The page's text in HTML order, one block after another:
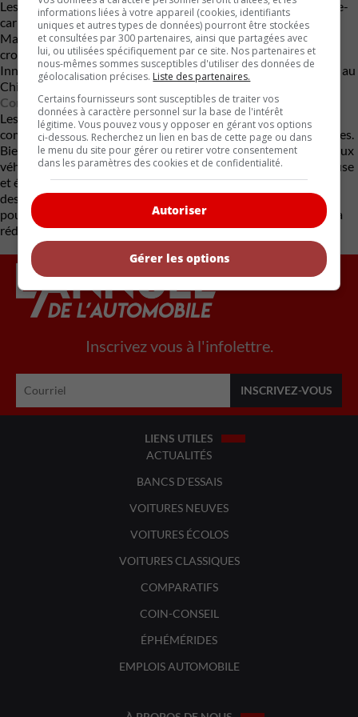
Les gouvernements n’ont pas encore intégré officiellement les e-
carburants dans leurs stratégies de réduction des émissions.
Malgré les défis, l’intérêt pour les e-carburants continue de
croître à l’échelle mondiale. Le partenaire de Porsche, Highly
Innovative Fuels, a commencé la production à l’usine Haru Oni au
Chili et a récemment approuvé une deuxième usine au Texas.
Conclusion
Les e-carburants représentent une piste prometteuse mais
complexe dans la transition vers des transports plus écologiques.
Bien qu’ils offrent une alternative presque neutre en carbone aux
véhicules à combustion existants, leur production reste coûteuse
et énergivore. Les défis à surmonter sont nombreux, mais avec
des investissements et des innovations, les e-carburants
pourraient jouer un rôle clé aux côtés de l’électrification dans la
réduction des émissions de carbone des transports.
Inscrivez vous à l'infolettre.
LIENS UTILES
ACTUALITÉS
BANCS D'ESSAIS
VOITURES NEUVES
VOITURES ÉCOLOS
VOITURES CLASSIQUES
COMPARATIFS
COIN-CONSEIL
ÉPHÉMÉRIDES
EMPLOIS AUTOMOBILE
informations liées à votre appareil (cookies, identifiants
uniques et autres types de données) pourront être stockées
et consultées par 300 partenaires, ainsi que partagées avec
lui, ou utilisées spécifiquement par ce site. Nos partenaires et
nous-mêmes sommes susceptibles d'utiliser des données de
géolocalisation précises. Liste des partenaires.
Certains fournisseurs sont susceptibles de traiter vos
données à caractère personnel sur la base de l'intérêt
légitime. Vous pouvez vous y opposer en gérant vos options
ci-dessous. Recherchez un lien en bas de cette page ou dans
le menu du site pour gérer ou retirer votre consentement
dans les paramètres des cookies et de confidentialité.
Autoriser
Gérer les options